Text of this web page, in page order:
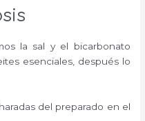
la sal y el bicarbonato
esenciales, después lo
del preparado en el